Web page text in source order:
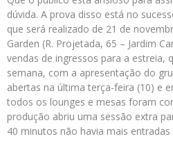
dúvida. A prova disso está no
que será realizado de 21 de
Garden (R. Projetada, 65 – Jardim
vendas de ingressos para a estreia,
semana, com a apresentação do
abertas na última terça-feira (10) e
todos os lounges e mesas foram
produção abriu uma sessão extra
40 minutos não havia mais entradas